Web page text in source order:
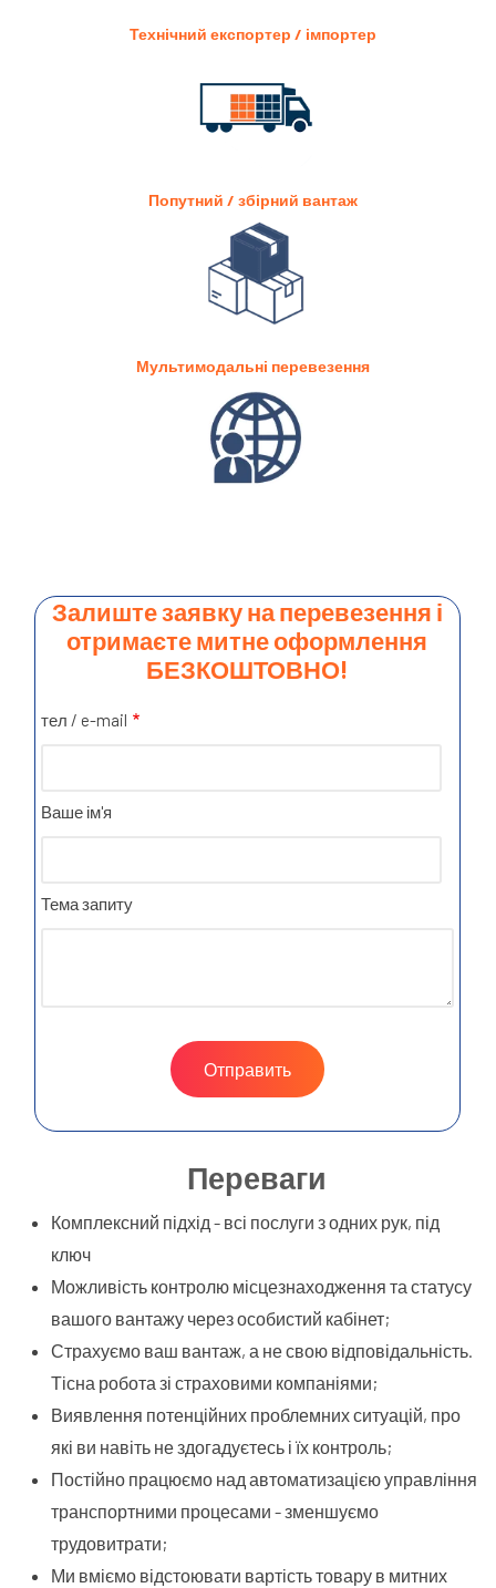
Технічний експортер / імпортер
Попутний / збірний вантаж
Мультимодальні перевезення
Залиште заявку на перевезення і
отримаєте митне оформлення
БЕЗКОШТОВНО!
тел / e-mail
Ваше ім'я
Тема запиту
Переваги
Комплексний підхід - всі послуги з одних рук, під
ключ
Можливість контролю місцезнаходження та статусу
вашого вантажу через особистий кабінет;
Страхуємо ваш вантаж, а не свою відповідальність.
Тісна робота зі страховими компаніями;
Виявлення потенційних проблемних ситуацій, про
які ви навіть не здогадуєтесь і їх контроль;
Постійно працюємо над автоматизацією управління
транспортними процесами - зменшуємо
трудовитрати;
Ми вміємо відстоювати вартість товару в митних